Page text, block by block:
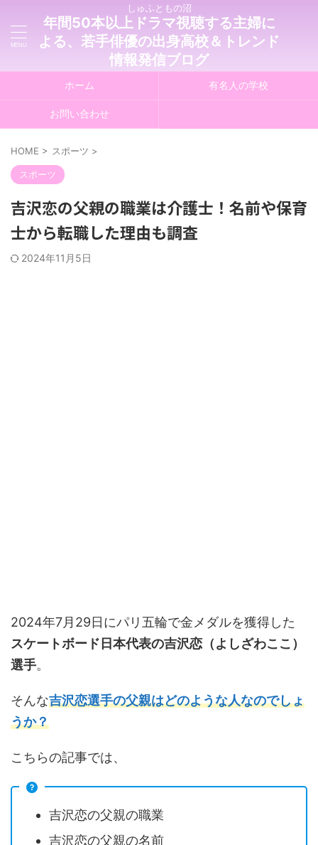
しゅふともの沼
年間50本以上ドラマ視聴する主婦に
よる、若手俳優の出身高校＆トレンド
情報発信ブログ
ホーム 有名人の学校
お問い合わせ
HOME > スポーツ >
スポーツ
吉沢恋の父親の職業は介護士！名前や保育
士から転職した理由も調査
2024年11月5日
2024年7月29日にパリ五輪で金メダルを獲得した
スケートボード日本代表の吉沢恋（よしざわここ）
選手。
そんな吉沢恋選手の父親はどのような人なのでしょ
うか？
こちらの記事では、
吉沢恋の父親の職業
吉沢恋の父親の名前